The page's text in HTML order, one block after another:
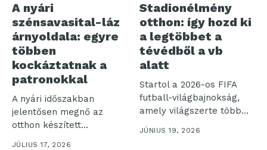
A nyári
szénsavasital-láz
árnyoldala: egyre
többen
kockáztatnak a
patronokkal
A nyári időszakban
jelentősen megnő az
otthon készített
szénsavas italok iránti
JÚLIUS 17, 2026
Stadionélmény
otthon: így hozd ki
a legtöbbet a
tévédből a vb
alatt
Startol a 2026-os FIFA
futball-világbajnokság,
amely világszerte több
milliárd nézőt vonz a...
JÚNIUS 19, 2026